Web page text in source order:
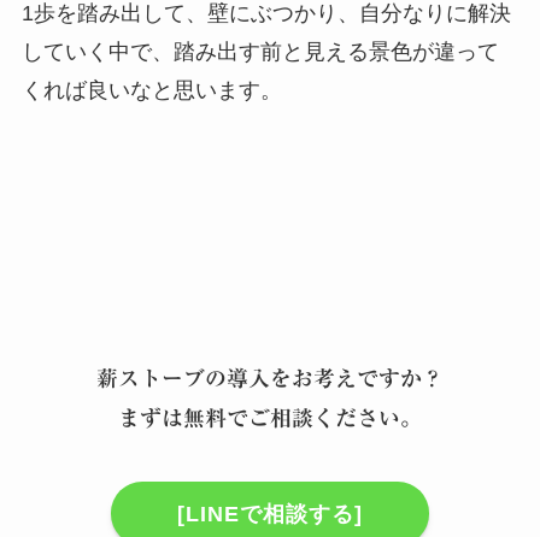
1歩を踏み出して、壁にぶつかり、自分なりに解決
していく中で、踏み出す前と見える景色が違って
くれば良いなと思います。
薪ストーブの導入をお考えですか？
まずは無料でご相談ください。
[LINEで相談する]